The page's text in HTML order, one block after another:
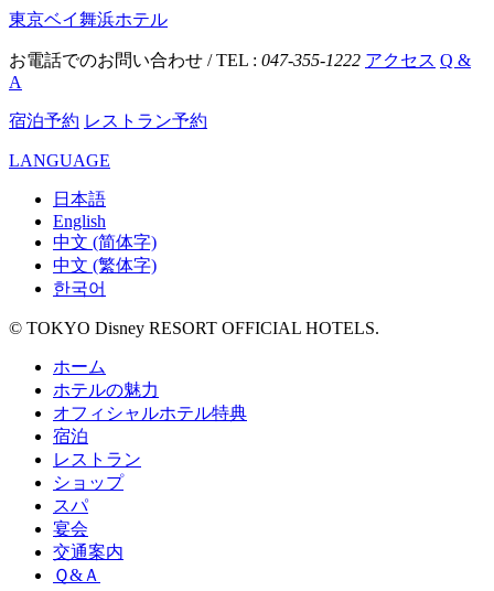
東京ベイ舞浜ホテル
お電話でのお問い合わせ / TEL : 047-355-1222 アクセス Q &
A
宿泊予約 レストラン予約
LANGUAGE
日本語
English
中文 (简体字)
中文 (繁体字)
한국어
© TOKYO Disney RESORT OFFICIAL HOTELS.
ホーム
ホテルの魅力
オフィシャルホテル特典
宿泊
レストラン
ショップ
スパ
宴会
交通案内
Ｑ&Ａ